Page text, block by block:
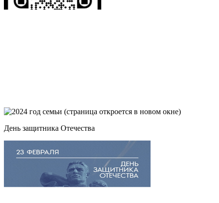
День защитника Отечества